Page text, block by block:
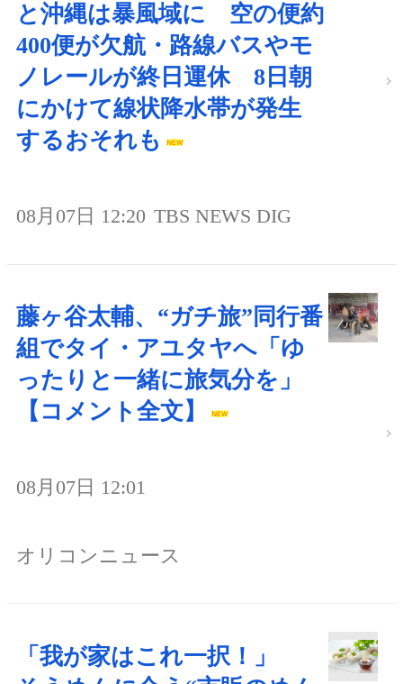
と沖縄は暴風域に 空の便約
400便が欠航・路線バスやモ
ノレールが終日運休 8日朝
にかけて線状降水帯が発生
するおそれも
08月07日 12:20 TBS NEWS DIG
藤ヶ谷太輔、“ガチ旅”同行番
組でタイ・アユタヤへ「ゆ
ったりと一緒に旅気分を」
【コメント全文】
08月07日 12:01
オリコンニュース
「我が家はこれ一択！」